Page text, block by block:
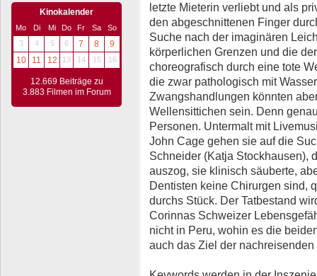
Kinokalender
Mo Di Mi Do Fr Sa
So
3
4 5 6 7 8
9
10
11 12 13 14 15 16
12.669 Beiträge zu
3.883 Filmen im Forum
letzte Mieterin verliebt und als
den abgeschnittenen Finger
Suche nach der imaginären
körperlichen Grenzen und die
choreografisch durch eine tote
die zwar pathologisch mit
Zwangshandlungen könnten
Wellensittichen sein. Denn
Personen. Untermalt mit
John Cage gehen sie auf die
Schneider (Katja Stockhausen),
auszog, sie klinisch säuberte,
Dentisten keine Chirurgen sind,
durchs Stück. Der Tatbestand
Corinnas Schweizer
nicht in Peru, wohin es die
auch das Ziel der